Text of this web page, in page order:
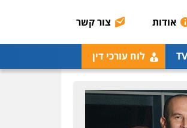
אודות צור קשר
לוח עורכי דין
מנשה, אלמוג – עורכי דין
פלילי עבירות תנועה
צווארון לבן תעבורה עורכי
דין לענייני אסירים מעצרים
0546470989
עו"ד אבי כהן